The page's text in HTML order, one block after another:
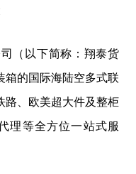
（以下简称：翔泰货
箱的国际海陆空多式联
路、欧美超大件及整柜
理等全方位一站式服